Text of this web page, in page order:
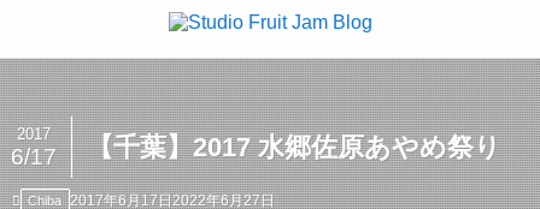
【千葉】2017 水郷佐原あやめ祭り
2017
6/17
Chiba 2017年6月17日2022年6月27日